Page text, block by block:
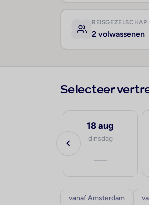
REISGEZELSCHAP
2 volwassenen
Selecteer
18 aug
dinsdag
—
vanaf Amsterdam